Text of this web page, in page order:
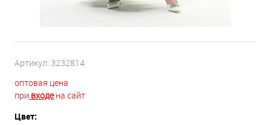
Артикул: 3232814
оптовая цена
при входена сайт
Цвет: